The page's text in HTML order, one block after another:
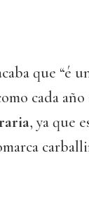
que “é
cada
, ya que